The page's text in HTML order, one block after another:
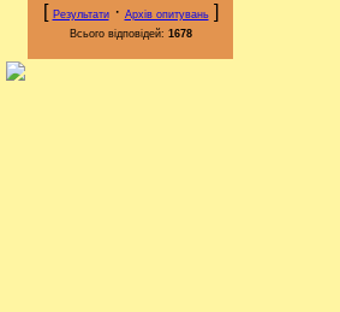
[ Результати· Архів опитувань]
Всього відповідей: 1678